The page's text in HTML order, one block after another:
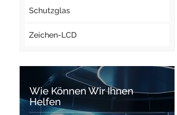
Schutzglas
Zeichen-LCD
Wie Können Wir Ihnen
Helfen